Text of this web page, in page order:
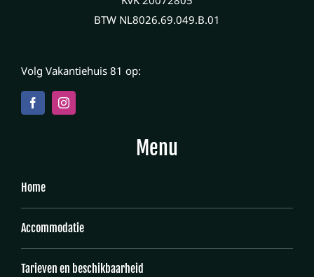
BTW NL8026.69.049.B.01
Volg Vakantiehuis 81 op:
Menu
Home
Accommodatie
Tarieven en beschikbaarheid